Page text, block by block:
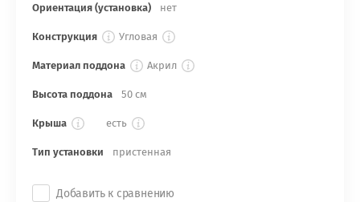
Ориентация (установка) нет
Конструкция Угловая
Материал поддона Акрил
Высота поддона 50 см
Крыша есть
Тип установки пристенная
Добавить к сравнению